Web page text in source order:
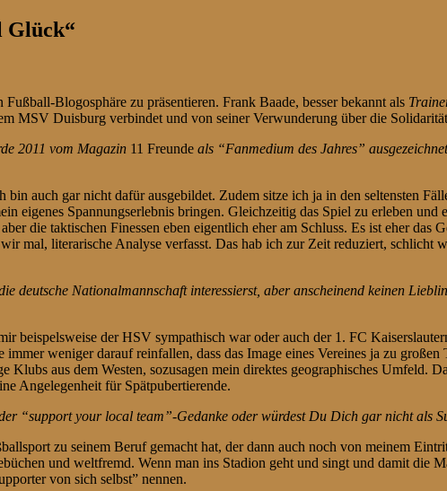
Glück“
Fußball-Blogosphäre zu präsentieren. Frank Baade, besser bekannt als
MSV Duisburg verbindet und von seiner Verwunderung über die
2011 vom Magazin 11 Freunde als “Fanmedium des Jahres”
auch gar nicht dafür ausgebildet. Zudem sitze ich ja in den seltensten
Spannungserlebnis bringen. Gleichzeitig das Spiel zu erleben und
die taktischen Finessen eben eigentlich eher am Schluss. Es ist eher das
mal, literarische Analyse verfasst. Das hab ich zur Zeit reduziert, schlicht
deutsche Nationalmannschaft interessierst, aber anscheinend keinen
beispelsweise der HSV sympathisch war oder auch der 1. FC
weniger darauf reinfallen, dass das Image eines Vereines ja zu
aus dem Westen, sozusagen mein direktes geographisches Umfeld.
Angelegenheit für Spätpubertierende.
“support your local team”-Gedanke oder würdest Du Dich gar nicht als
zu seinem Beruf gemacht hat, der dann auch noch von meinem
und weltfremd. Wenn man ins Stadion geht und singt und damit die
von sich selbst” nennen.